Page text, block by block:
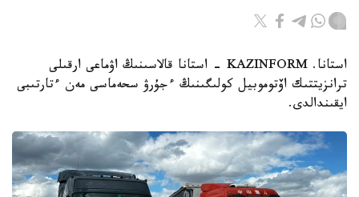
استانا. KAZINFORM - استانا قالاسىنىڭ اۋماعى ارقىلى
ترانزيتتىك اۆتوموبيل كولىگىنىڭ ءجۇرۋ سحەماسى مەن ءتارتىبى
ايقىندالدى.